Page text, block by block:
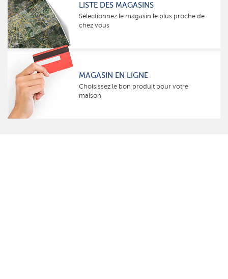
LISTE DES MAGASINS
Sélectionnez le magasin le plus proche de
chez vous
MAGASIN EN LIGNE
Choisissez le bon produit pour votre
maison